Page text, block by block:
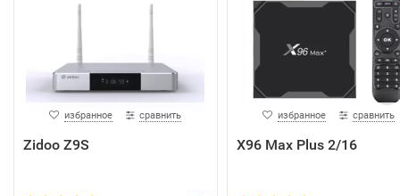
избранное сравнить
Zidoo Z9S
избранное сравнить
X96 Max Plus 2/16